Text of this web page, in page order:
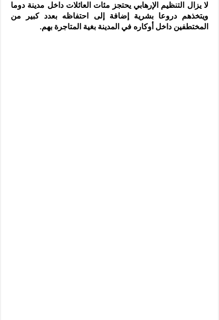
لا يزال التنظيم الإرهابي يحتجز مئات العائلات داخل مدينة دوما
ويتخذهم دروعا بشرية إضافة إلى احتفاظه بعدد كبير من
المختطفين داخل أوكاره في المدينة بغية المتاجرة بهم.